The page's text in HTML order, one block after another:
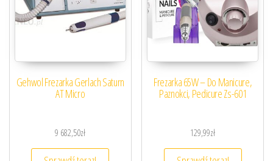
Gehwol Frezarka Gerlach Saturn
AT Micro
9 682,50zł
Frezarka 65W – Do Manicure,
Paznokci, Pedicure Zs-601
129,99zł